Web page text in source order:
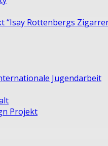
“Isay Rottenbergs
Jugendarbeit
Projekt